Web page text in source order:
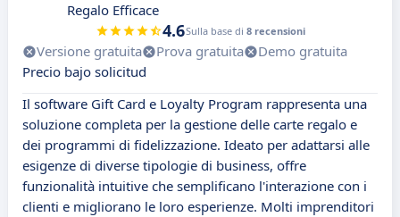
Regalo Efficace
4.6Sulla base di 8 recensioni
Versione gratuita Prova gratuita
Demo gratuita
Precio bajo solicitud
Il software Gift Card e Loyalty Program rappresenta una
soluzione completa per la gestione delle carte regalo e
dei programmi di fidelizzazione. Ideato per adattarsi alle
esigenze di diverse tipologie di business, offre
funzionalità intuitive che semplificano l'interazione con i
clienti e migliorano le loro esperienze. Molti imprenditori